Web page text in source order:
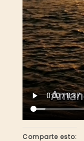
Comparte esto: